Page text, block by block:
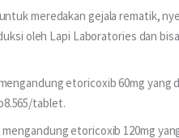
meredakan gejala rematik,
oleh Lapi Laboratories dan
etoricoxib 60mg yang
tablet.
etoricoxib 120mg